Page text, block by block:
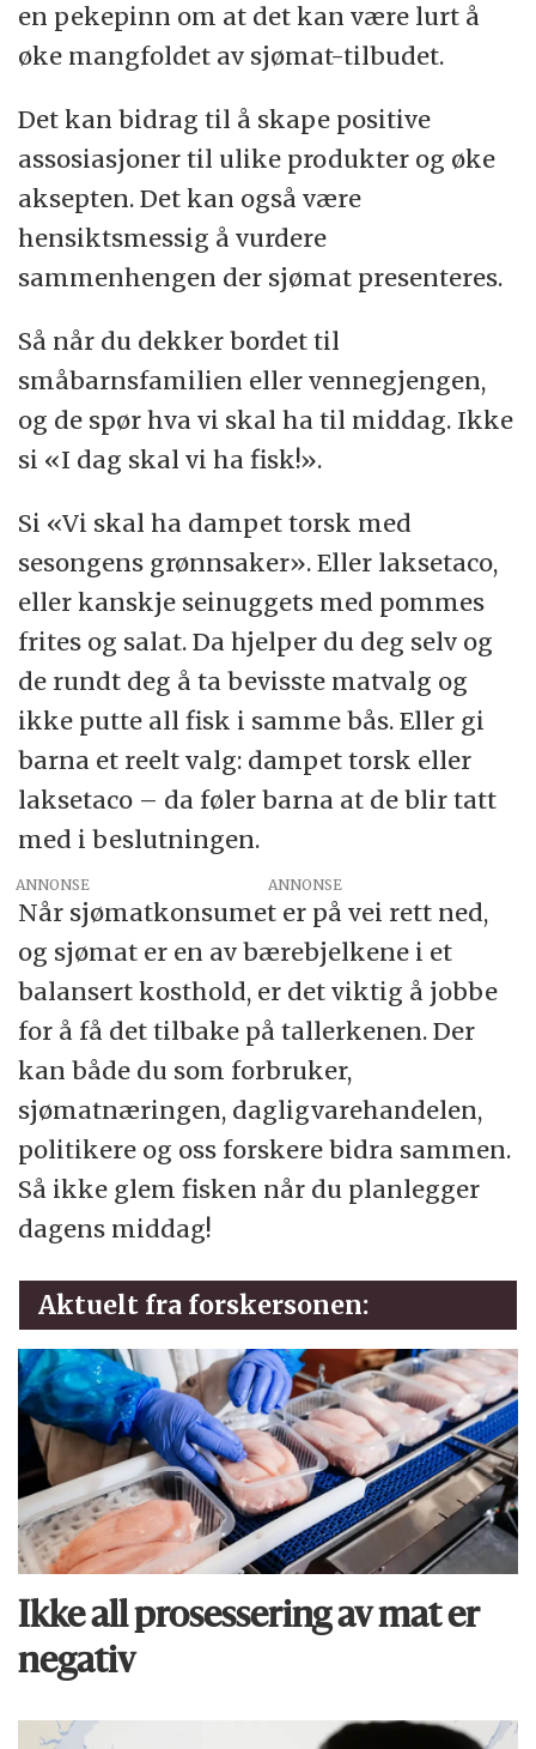
en pekepinn om at det kan være lurt å
øke mangfoldet av sjømat-tilbudet.
Det kan bidrag til å skape positive
assosiasjoner til ulike produkter og øke
aksepten. Det kan også være
hensiktsmessig å vurdere
sammenhengen der sjømat presenteres.
Så når du dekker bordet til
småbarnsfamilien eller vennegjengen,
og de spør hva vi skal ha til middag. Ikke
si «I dag skal vi ha fisk!».
Si «Vi skal ha dampet torsk med
sesongens grønnsaker». Eller laksetaco,
eller kanskje seinuggets med pommes
frites og salat. Da hjelper du deg selv og
de rundt deg å ta bevisste matvalg og
ikke putte all fisk i samme bås. Eller gi
barna et reelt valg: dampet torsk eller
laksetaco – da føler barna at de blir tatt
med i beslutningen.
ANNONSE
Når sjømatkonsumet er på vei rett ned,
og sjømat er en av bærebjelkene i et
balansert kosthold, er det viktig å jobbe
for å få det tilbake på tallerkenen. Der
kan både du som forbruker,
sjømatnæringen, dagligvarehandelen,
politikere og oss forskere bidra sammen.
Så ikke glem fisken når du planlegger
dagens middag!
Aktuelt fra forskersonen:
Ikke all prosessering av mat er
negativ